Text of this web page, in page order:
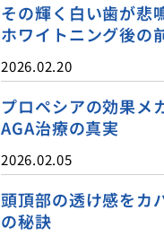
その輝く白い歯が悲
ホワイトニング後の
2026.02.20
プロペシアの効果メ
AGA治療の真実
2026.02.05
頭頂部の透け感をカ
の秘訣